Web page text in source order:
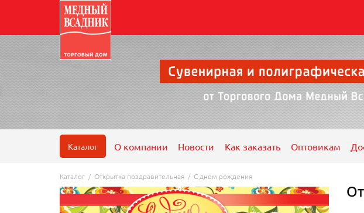
Каталог О компании Новости Как заказать Оптовикам
Каталог / Открытка поздравительная / С днем рождения